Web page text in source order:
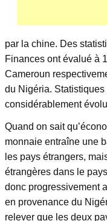
par la chine. Des
Finances ont évalué à
Cameroun
du Nigéria.
considérablement
Quand on sait
monnaie entraîne une
les pays étrangers,
étrangères dans le
donc progressivement
en provenance du
relever que les deux